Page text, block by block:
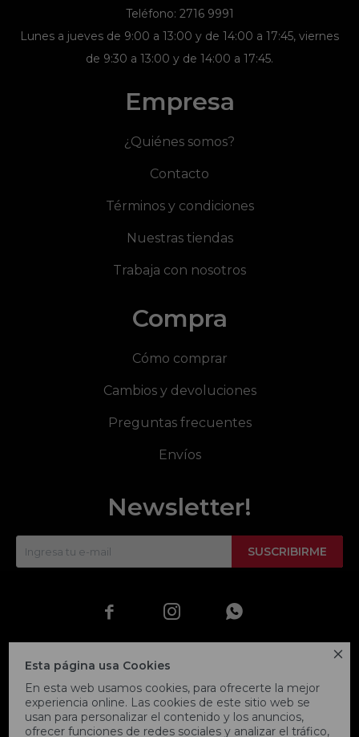

Esta página usa Cookies
En esta web usamos cookies, para ofrecerte la mejor
experiencia online. Las cookies de este sitio web se
usan para personalizar el contenido y los anuncios,
ofrecer funciones de redes sociales y analizar el tráfico,
Teléfono: 2716 9991
Lunes a jueves de 9:00 a 13:00 y de 14:00 a 17:45, viernes
de 9:30 a 13:00 y de 14:00 a 17:45.
Empresa
¿Quiénes somos?
Contacto
Términos y condiciones
Nuestras tiendas
Trabaja con nosotros
Compra
Cómo comprar
Cambios y devoluciones
Preguntas frecuentes
Envíos
Newsletter!
SUSCRIBIRME
  